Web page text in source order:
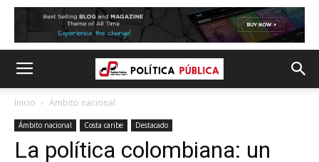
Inicio Ámbito nacional
Ámbito nacional Costa caribe Destacado
La política colombiana: un